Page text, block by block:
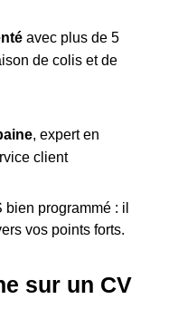
avec plus de 5
de colis et de
, expert en
client
programmé : il
vos points forts.
sur un CV